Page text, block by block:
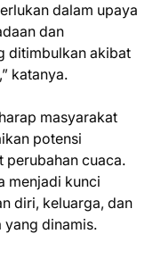
dalam upaya
dan
ditimbulkan akibat
katanya.
masyarakat
potensi
perubahan cuaca.
menjadi kunci
diri, keluarga, dan
yang dinamis.